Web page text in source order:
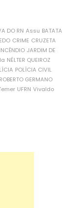
DO RN Assu BATATA
CRIME CRUZETA
INCÊNDIO JARDIM DE
NÉLTER QUEIROZ
POLÍCIA CIVIL
ROBERTO GERMANO
UFRN Vivaldo